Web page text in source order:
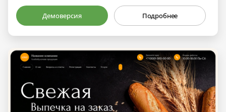
Демоверсия Подробнее